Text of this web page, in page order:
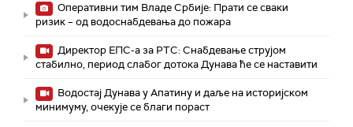
Оперативни тим Владе Србије: Прати се сваки
ризик – од водоснабдевања до пожара
Директор ЕПС-а за РТС: Снабдевање струјом
стабилно, период слабог дотока Дунава ће се наставити
Водостај Дунава у Апатину и даље на историјском
минимуму, oчекује се благи пораст